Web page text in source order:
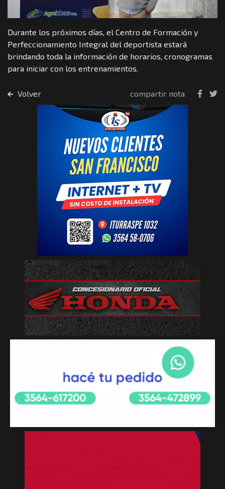
Durante los próximos días, el Centro de Formación y
Perfeccionamiento Integral del deportista estará
brindando toda la información de horarios, cronogramas
para iniciar con los entrenamientos.
Volver compartir nota